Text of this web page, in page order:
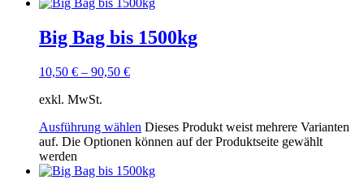
Big Bag bis 1500kg
10,50 € – 90,50 €
exkl. MwSt.
Ausführung wählen Dieses Produkt weist mehrere Varianten
auf. Die Optionen können auf der Produktseite gewählt
werden